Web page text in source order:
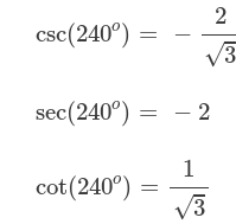
csc(240o) = −
2
√3
sec(240o) = − 2
cot(240o) =
1
√3